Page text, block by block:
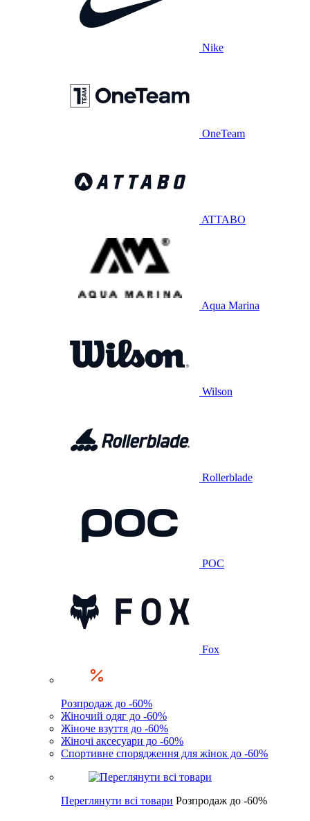
Nike
OneTeam
ATTABO
Aqua Marina
Wilson
Rollerblade
POC
Fox
Розпродаж до -60%
Жіночий одяг до -60%
Жіноче взуття до -60%
Жіночі аксесуари до -60%
Спортивне спорядження для жінок до -60%
Переглянути всі товари Розпродаж до -60%